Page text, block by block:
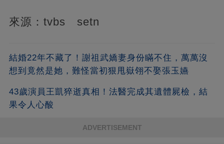
來源：tvbs setn
結婚22年不藏了！謝祖武嬌妻身份瞞不住，萬萬沒
想到竟然是她，難怪當初狠甩嶽翎不娶張玉嬿
43歲演員王凱猝逝真相！法醫完成其遺體屍檢，結
果令人心酸
ADVERTISEMENT